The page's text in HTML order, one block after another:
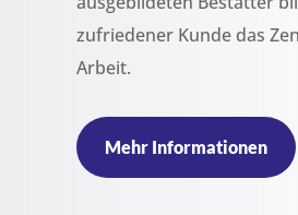
zufriedener Kunde das
Arbeit.
Mehr Informationen